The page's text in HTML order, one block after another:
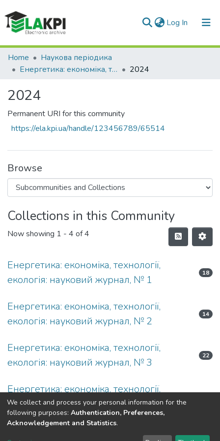
Log In (current)
Communities & Collections
All of DSpace
Statistics
Home
Наукова періодика
Енергетика: економіка, технології, екологія
2024
2024
Permanent URI for this community
https://ela.kpi.ua/handle/123456789/65514
Browse
Collections in this Community
Now showing 1 - 4 of 4
Енергетика: економіка, технології,
екологія: науковий журнал, № 1
18
Енергетика: економіка, технології,
екологія: науковий журнал, № 2
14
Енергетика: економіка, технології,
екологія: науковий журнал, № 3
22
Енергетика: економіка, технології,
екологія: науковий журнал, № 4
We collect and process your personal information for the
following purposes: Authentication, Preferences,
Acknowledgement and Statistics.